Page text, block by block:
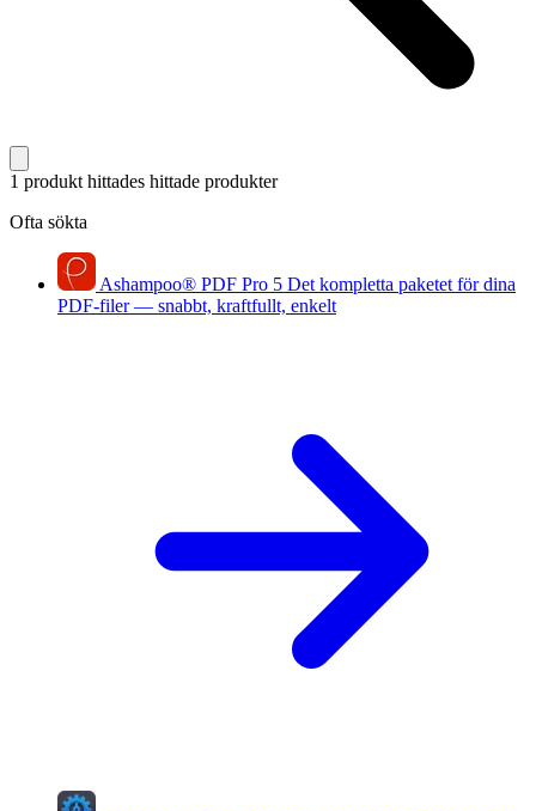
1 produkt hittades hittade produkter
Ofta sökta
Ashampoo® PDF Pro 5 Det kompletta paketet för dina
PDF-filer — snabbt, kraftfullt, enkelt